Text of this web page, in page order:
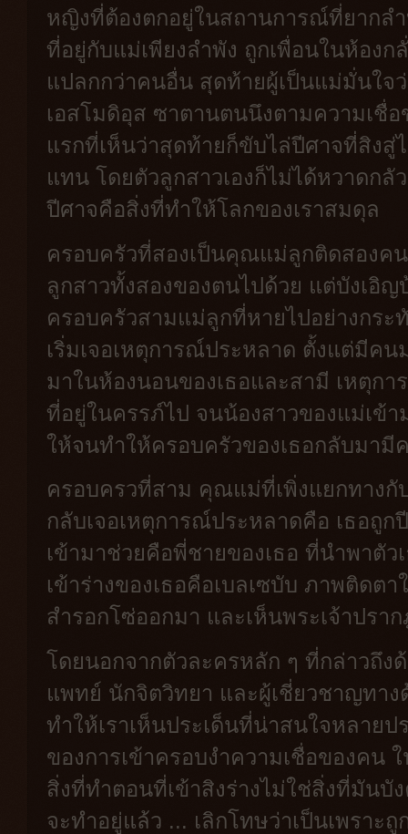
หญิงที่ต้องตกอยู่ในสถานการณ์ที่ยากล
ที่อยู่กับแม่เพียงลำพัง ถูกเพื่อนในห้องก
แปลกกว่าคนอื่น สุดท้ายผู้เป็นแม่มั่นใจ
เอสโมดิอุส ซาตานตนนึงตามความเชื่
แรกที่เห็นว่าสุดท้ายก็ขับไล่ปีศาจที่สิงสู่
แทน โดยตัวลูกสาวเองก็ไม่ได้หวาดกลั
ปีศาจคือสิ่งที่ทำให้โลกของเราสมดุล
ครอบครัวที่สองเป็นคุณแม่ลูกติดสองค
ลูกสาวทั้งสองของตนไปด้วย แต่บังเอิ
ครอบครัวสามแม่ลูกที่หายไปอย่างกระ
เริ่มเจอเหตุการณ์ประหลาด ตั้งแต่มีคน
มาในห้องนอนของเธอและสามี เหตุกา
ที่อยู่ในครรภ์ไป จนน้องสาวของแม่เข้
ให้จนทำให้ครอบครัวของเธอกลับมามี
ครอบครวที่สาม คุณแม่ที่เพิ่งแยกทางกั
กลับเจอเหตุการณ์ประหลาดคือ เธอถู
เข้ามาช่วยคือพี่ชายของเธอ ที่นำพาตั
เข้าร่างของเธอคือเบลเซบับ ภาพติด
สำรอกโซ่ออกมา และเห็นพระเจ้าปรา
โดยนอกจากตัวละครหลัก ๆ ที่กล่าวถึง
แพทย์ นักจิตวิทยา และผู้เชี่ยวชาญทาง
ทำให้เราเห็นประเด็นที่น่าสนใจหลาย
ของการเข้าครอบงำความเชื่อของค
สิ่งที่ทำตอนที่เข้าสิงร่างไม่ใช่สิ่งที่มันบั
จะทำอยู่แล้ว ... เลิกโทษว่าเป็นเพราะ